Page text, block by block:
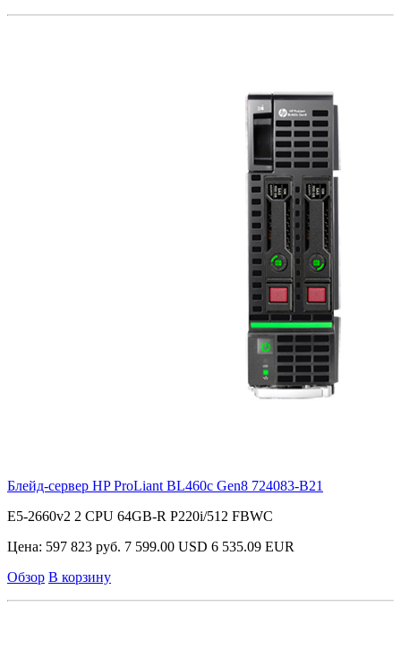
Блейд-сервер HP ProLiant BL460c Gen8 724083-B21
E5-2660v2 2 CPU 64GB-R P220i/512 FBWC
Цена: 597 823 руб. 7 599.00 USD 6 535.09 EUR
Обзор В корзину